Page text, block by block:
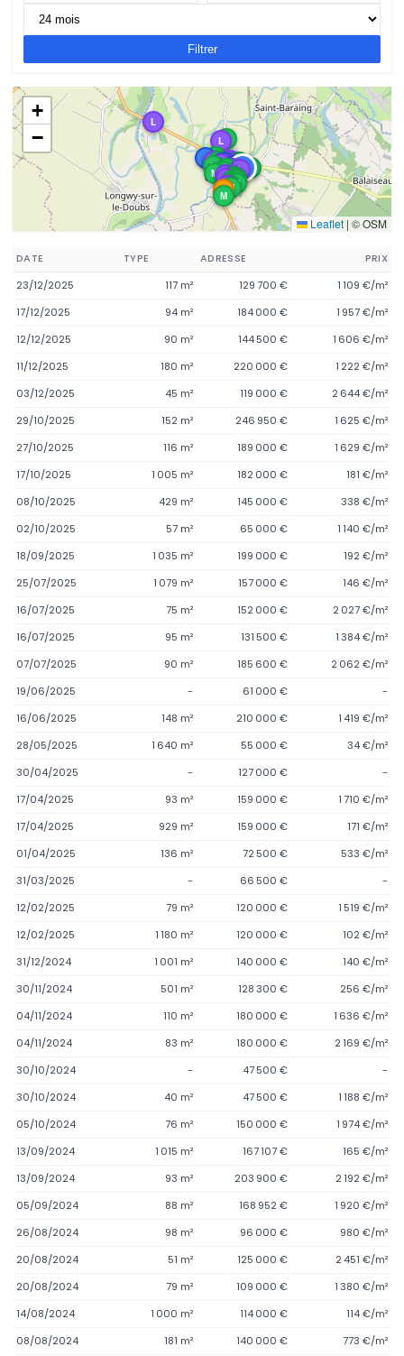
Filtrer
DATE TYPE ADRESSE
PRIX
23/12/2025
117 m² 129 700 €
1 109 €/m²
17/12/2025
94 m² 184 000 €
1 957 €/m²
12/12/2025
90 m² 144 500 €
1 606 €/m²
11/12/2025
180 m² 220 000 €
1 222 €/m²
03/12/2025
45 m² 119 000 €
2 644 €/m²
29/10/2025
152 m² 246 950 €
1 625 €/m²
27/10/2025
116 m² 189 000 €
1 629 €/m²
17/10/2025
1 005 m² 182 000 €
181 €/m²
08/10/2025
429 m² 145 000 €
338 €/m²
02/10/2025
57 m² 65 000 €
1 140 €/m²
18/09/2025
1 035 m² 199 000 €
192 €/m²
25/07/2025
1 079 m² 157 000 €
146 €/m²
16/07/2025
75 m² 152 000 €
2 027 €/m²
16/07/2025
95 m² 131 500 €
1 384 €/m²
07/07/2025
90 m² 185 600 €
2 062 €/m²
19/06/2025
- 61 000 €
-
16/06/2025
148 m² 210 000 €
1 419 €/m²
28/05/2025
1 640 m² 55 000 €
34 €/m²
30/04/2025
- 127 000 €
-
17/04/2025
93 m² 159 000 €
1 710 €/m²
17/04/2025
929 m² 159 000 €
171 €/m²
01/04/2025
136 m² 72 500 €
533 €/m²
31/03/2025
- 66 500 €
-
12/02/2025
79 m² 120 000 €
1 519 €/m²
12/02/2025
1 180 m² 120 000 €
102 €/m²
31/12/2024
1 001 m² 140 000 €
140 €/m²
30/11/2024
501 m² 128 300 €
256 €/m²
04/11/2024
110 m² 180 000 €
1 636 €/m²
04/11/2024
83 m² 180 000 €
2 169 €/m²
30/10/2024
- 47 500 €
-
30/10/2024
40 m² 47 500 €
1 188 €/m²
05/10/2024
76 m² 150 000 €
1 974 €/m²
13/09/2024
1 015 m² 167 107 €
165 €/m²
13/09/2024
93 m² 203 900 €
2 192 €/m²
05/09/2024
88 m² 168 952 €
1 920 €/m²
26/08/2024
98 m² 96 000 €
980 €/m²
20/08/2024
51 m² 125 000 €
2 451 €/m²
20/08/2024
79 m² 109 000 €
1 380 €/m²
14/08/2024
1 000 m² 114 000 €
114 €/m²
08/08/2024
181 m² 140 000 € 773 €/m²
A
M
M
MA
M
M
L
L
M
L
L
M
MM
3
M
L
L
M
L
M
L
M
L
L
L
M
A
A
TM
M
M
M
M
L
M
+
−
Leaflet | © OSM